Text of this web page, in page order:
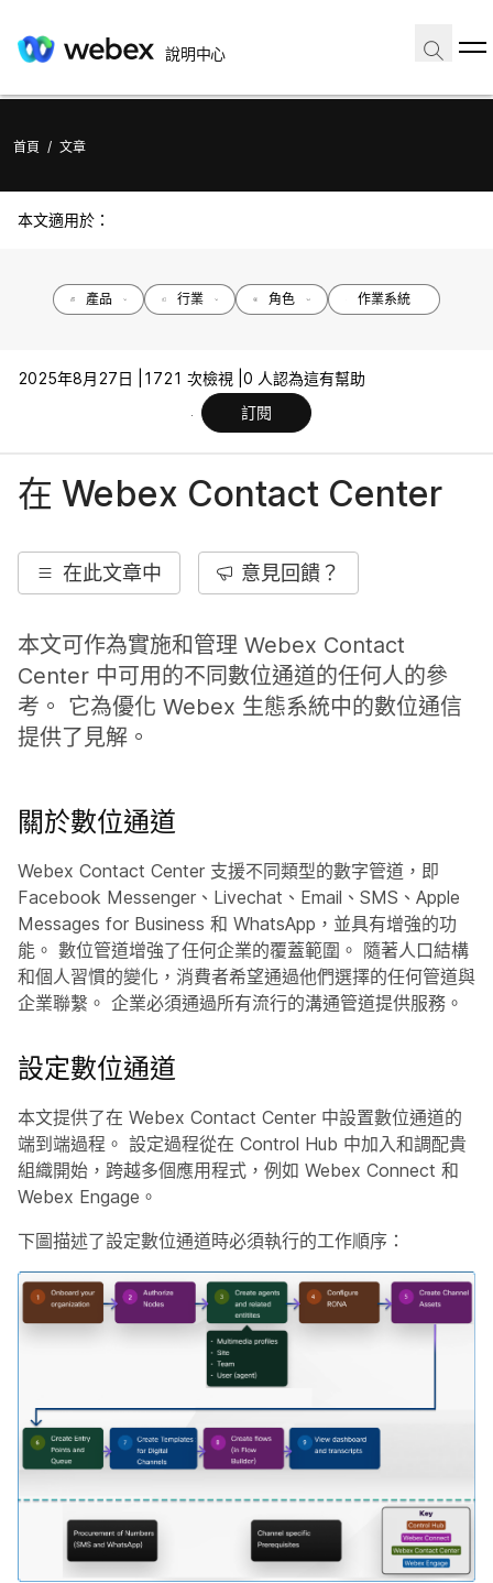
說明中心
首頁 / 文章
本文適用於：
產品 行業 角色 作業系統
2025年8月27日 | 1721 次檢視 | 0 人認為這有幫助
訂閱
在 Webex Contact Center
在此文章中 意見回饋？
本文可作為實施和管理 Webex Contact
Center 中可用的不同數位通道的任何人的參
考。 它為優化 Webex 生態系統中的數位通信
提供了見解。
關於數位通道
Webex Contact Center 支援不同類型的數字管道，即
Facebook Messenger、Livechat、Email、SMS、Apple
Messages for Business 和 WhatsApp，並具有增強的功
能。 數位管道增強了任何企業的覆蓋範圍。 隨著人口結構
和個人習慣的變化，消費者希望通過他們選擇的任何管道與
企業聯繫。 企業必須通過所有流行的溝通管道提供服務。
設定數位通道
本文提供了在 Webex Contact Center 中設置數位通道的
端到端過程。 設定過程從在 Control Hub 中加入和調配貴
組織開始，跨越多個應用程式，例如 Webex Connect 和
Webex Engage。
下圖描述了設定數位通道時必須執行的工作順序：